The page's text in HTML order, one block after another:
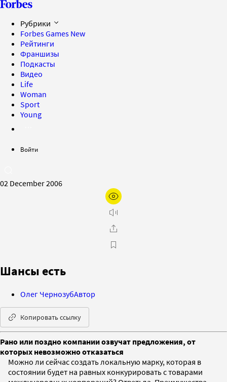
Рубрики
Forbes Games New
Рейтинги
Франшизы
Подкасты
Видео
Life
Woman
Sport
Young
Войти
02 December 2006
Шансы есть
Олег ЧернозубАвтор
Копировать ссылку
Рано или поздно компании озвучат предложения, от
которых невозможно отказаться
Можно ли сейчас создать локальную марку, которая в
состоянии будет на равных конкурировать с товарами